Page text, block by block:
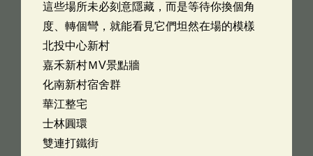
這些場所未必刻意隱藏，而是等待你換個角
度、轉個彎，就能看見它們坦然在場的模樣
北投中心新村
嘉禾新村ＭV景點牆
化南新村宿舍群
華江整宅
士林圓環
雙連打鐵街